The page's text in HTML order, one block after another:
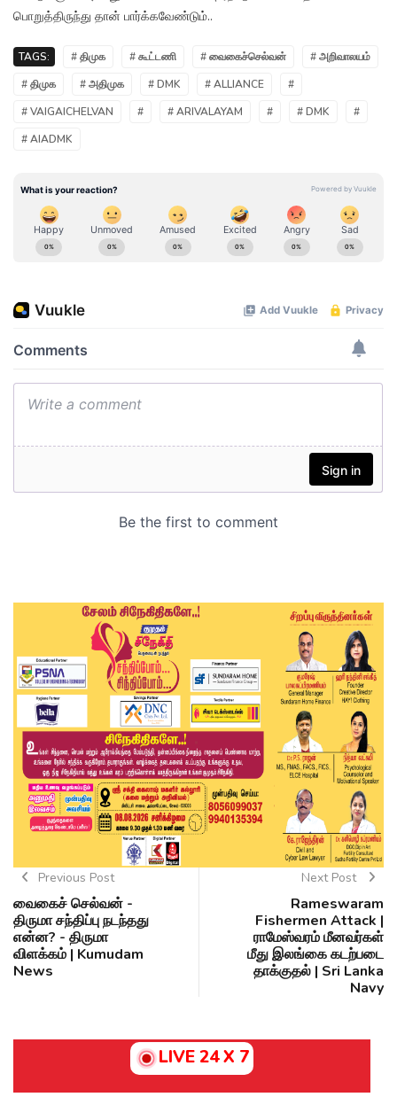
பொறுத்திருந்து தான் பார்க்கவேண்டும்..
TAGS: # திமுக # கூட்டணி # வைகைச்செல்வன்
# அறிவாலயம்
# திமுக
# அதிமுக # DMK # ALLIANCE
#
# VAIGAICHELVAN
# # ARIVALAYAM # # DMK
#
# AIADMK
Previous Post
வைகைச் செல்வன் -
திருமா சந்திப்பு நடந்தது
என்ன? - திருமா
விளக்கம் | Kumudam
News
Next Post
Rameswaram
Fishermen Attack |
ராமேஸ்வரம் மீனவர்கள்
மீது இலங்கை கடற்படை
தாக்குதல் | Sri Lanka
Navy
LIVE 24 X 7